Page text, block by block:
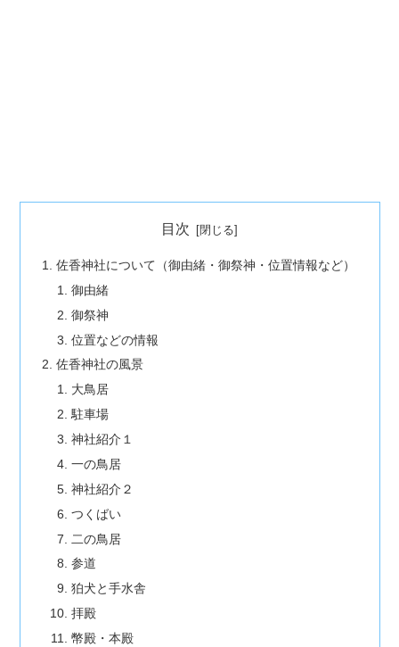
目次
佐香神社について（御由緒・御祭神・位置情報など）
御由緒
御祭神
位置などの情報
佐香神社の風景
大鳥居
駐車場
神社紹介１
一の鳥居
神社紹介２
つくばい
二の鳥居
参道
狛犬と手水舎
拝殿
幣殿・本殿